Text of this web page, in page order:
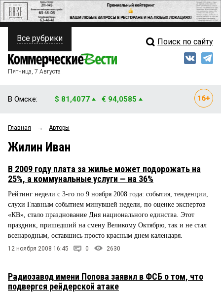
ПОЛИТИКА
ФИНАНСЫ
ОБЩЕСТВО
ЗАКОН
НОВОСТИ КОМПАНИЙ
ПРОИСШЕСТВИЯ
СТИЛЬ ЖИЗНИ
Свежий выпуск
Блоги
Архив
Все рубрики Поиск по сайту
Пятница, 7 Августа
В Омске: $ 81,4077 € 94,0585
Главная → Авторы
Жилин Иван
В 2009 году плата за жилье может подорожать на
25%, а коммунальные услуги — на 36%
Рейтинг недели с 3-го по 9 ноября 2008 года: события, тенденции,
слухи Главным событием минувшей недели, по оценке экспертов
«КВ», стало празднование Дня национального единства. Этот
праздник, пришедший на смену Великому Октябрю, так и не стал
всенародным, оставшись просто красным днем календаря.
12 ноября 2008 16:45 0 2630
Радиозавод имени Попова заявил в ФСБ о том, что
подвергся рейдерской атаке